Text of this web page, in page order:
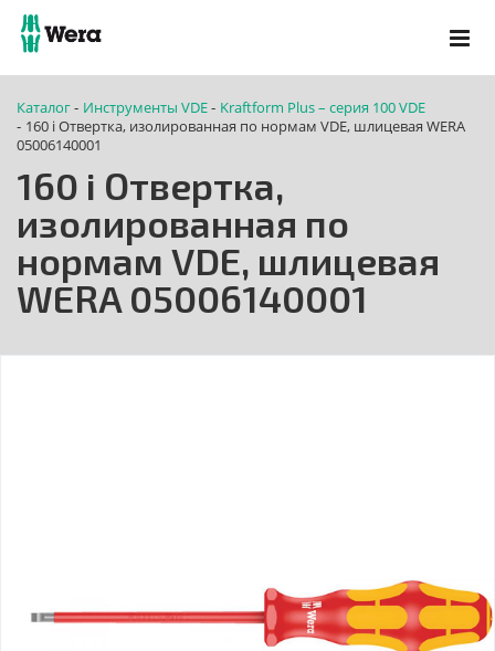
Каталог - Инструменты VDE - Kraftform Plus – серия 100 VDE
- 160 i Отвертка, изолированная по нормам VDE, шлицевая WERA
05006140001
160 i Отвертка,
изолированная по
нормам VDE, шлицевая
WERA 05006140001